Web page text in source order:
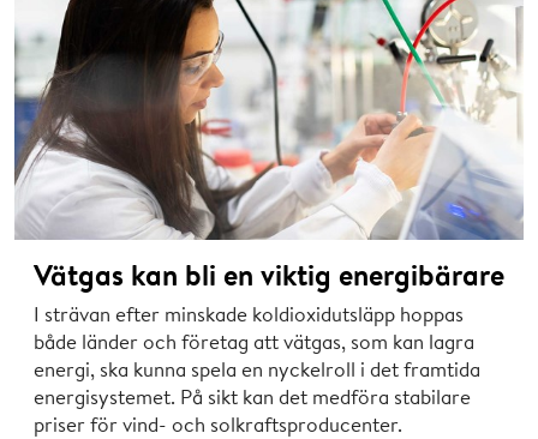
Vätgas kan bli en viktig energibärare
I strävan efter minskade koldioxidutsläpp hoppas
både länder och företag att vätgas, som kan lagra
energi, ska kunna spela en nyckelroll i det framtida
energisystemet. På sikt kan det medföra stabilare
priser för vind- och solkraftsproducenter.